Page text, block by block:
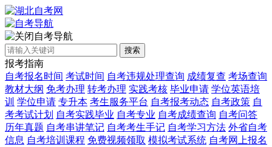
自考导航
搜索
报考指南
自考报名时间 考试时间 自考违规处理查询 成绩复查 考场查询
教材大纲 免考办理 转考办理 实践考核 毕业申请 学位英语培
训 学位申请 专升本 考生服务平台 自考报考动态 自考政策 自
考考试计划 自考实践毕业 自考专业 自考成绩查询 自考问答
历年真题 自考串讲笔记 自考考生手记 自考学习方法 外省自考
信息 自考培训课程 免费视频领取 模拟考试系统 自考网上报名